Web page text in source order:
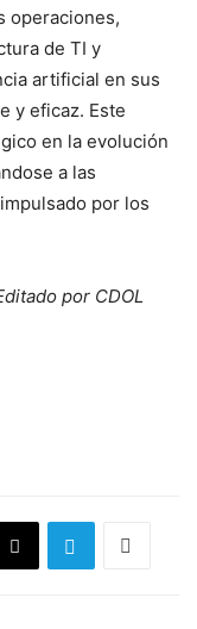
operaciones,
de TI y
artificial en sus
y eficaz. Este
en la evolución
a las
por los
por CDOL